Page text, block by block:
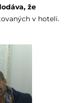
že
v hoteli.